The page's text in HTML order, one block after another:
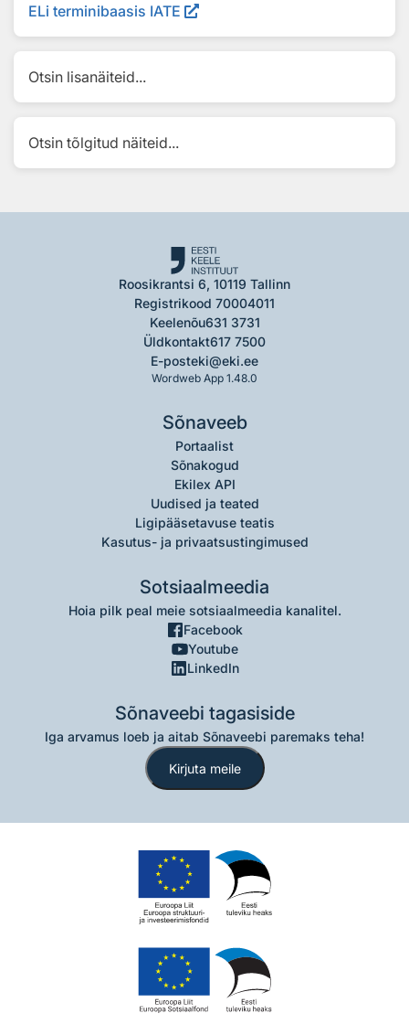
ELi terminibaasis IATE
Otsin lisanäiteid...
Otsin tõlgitud näiteid...
Roosikrantsi 6, 10119 Tallinn
Registrikood 70004011
Keelenõu631 3731
Üldkontakt617 7500
E-posteki@eki.ee
Wordweb App 1.48.0
Sõnaveeb
Portaalist
Sõnakogud
Ekilex API
Uudised ja teated
Ligipääsetavuse teatis
Kasutus- ja privaatsustingimused
Sotsiaalmeedia
Hoia pilk peal meie sotsiaalmeedia kanalitel.
Facebook
Youtube
LinkedIn
Sõnaveebi tagasiside
Iga arvamus loeb ja aitab Sõnaveebi paremaks teha!
Kirjuta meile